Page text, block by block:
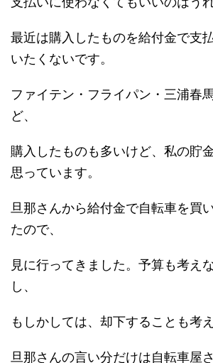
最近は購入したものを給付金で支
いたくないです。
ファイテン・フライパン・三浦春
ど、
購入したものも多いけど、私の貯
思っています。
旦那さんから給付金で自転車を買
たので、
見に行ってきました。予算も考え
し、
もしかしては、却下することも考
旦那さんの言い分だけは自転車屋